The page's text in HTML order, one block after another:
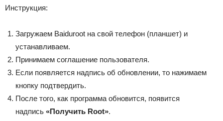
Инструкция:
Загружаем Baiduroot на свой телефон (планшет) и
устанавливаем.
Принимаем соглашение пользователя.
Если появляется надпись об обновлении, то нажимаем
кнопку подтвердить.
После того, как программа обновится, появится
надпись «Получить Root».